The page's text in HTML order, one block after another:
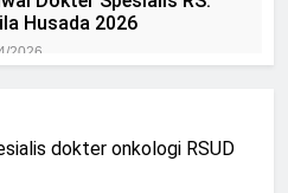
Husada 2026
2026
Pasien BPJS
dokter onkologi RSUD